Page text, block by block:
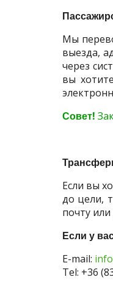
Мы
выезда,
через
вы
Совет!
Если вы
до цели,
почту
Если у
E-mail:
Tel: +36